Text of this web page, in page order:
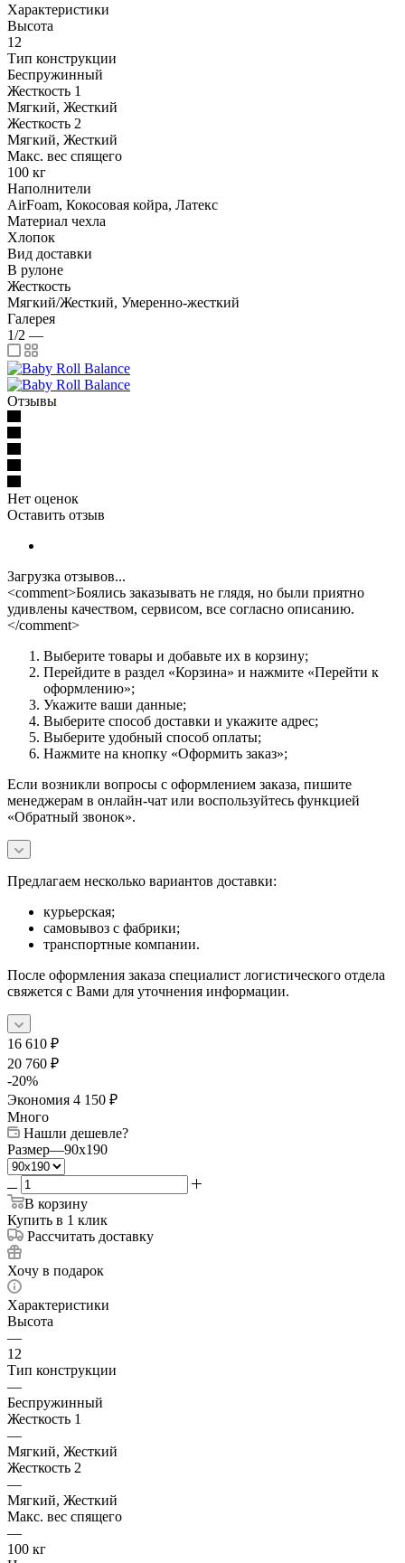
Характеристики
Высота
12
Тип конструкции
Беспружинный
Жесткость 1
Мягкий, Жесткий
Жесткость 2
Мягкий, Жесткий
Макс. вес спящего
100 кг
Наполнители
AirFoam, Кокосовая койра, Латекс
Материал чехла
Хлопок
Вид доставки
В рулоне
Жесткость
Мягкий/Жесткий, Умеренно-жесткий
Галерея
1/2 —
Отзывы
Нет оценок
Оставить отзыв
Загрузка отзывов...
<comment>Боялись заказывать не глядя, но были приятно
удивлены качеством, сервисом, все согласно описанию.
</comment>
Выберите товары и добавьте их в корзину;
Перейдите в раздел «Корзина» и нажмите «Перейти к
оформлению»;
Укажите ваши данные;
Выберите способ доставки и укажите адрес;
Выберите удобный способ оплаты;
Нажмите на кнопку «Оформить заказ»;
Если возникли вопросы с оформлением заказа, пишите
менеджерам в онлайн-чат или воспользуйтесь функцией
«Обратный звонок».
Предлагаем несколько вариантов доставки:
курьерская;
самовывоз с фабрики;
транспортные компании.
После оформления заказа специалист логистического отдела
свяжется с Вами для уточнения информации.
16 610 ₽
20 760 ₽
-20%
Экономия 4 150 ₽
Много
Нашли дешевле?
Размер—90x190
В корзину
Купить в 1 клик
Рассчитать доставку
Хочу в подарок
Характеристики
Высота
—
12
Тип конструкции
—
Беспружинный
Жесткость 1
—
Мягкий, Жесткий
Жесткость 2
—
Мягкий, Жесткий
Макс. вес спящего
—
100 кг